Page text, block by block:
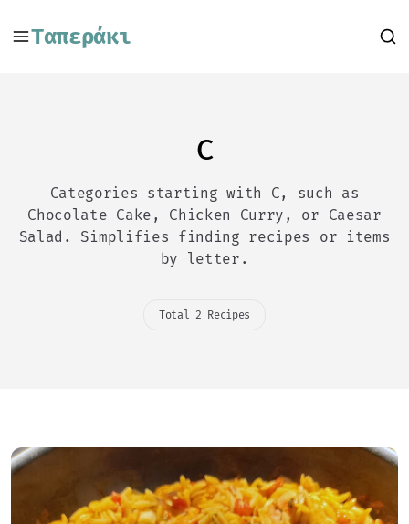
Ταπεράκι
C
Categories starting with C, such as
Chocolate Cake, Chicken Curry, or Caesar
Salad. Simplifies finding recipes or items
by letter.
Total 2 Recipes